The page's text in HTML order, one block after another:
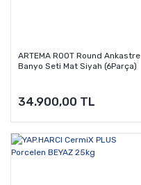
ARTEMA ROOT Round Ankastre
Banyo Seti Mat Siyah (6Parça)
34.900,00 TL